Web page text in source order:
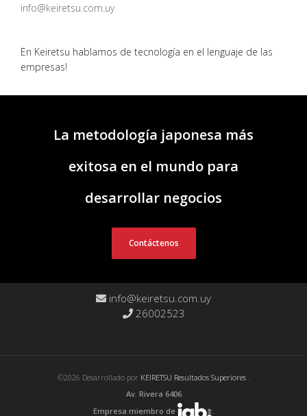
info@keiretsu.com.uy
En Keiretsu hablamos de tecnología en el lenguaje de las
empresas!
La metodología japonesa más
exitosa en el mundo para
desarrollar negocios
Contáctenos
info@keiretsu.com.uy
26002523
©2026 Desarrollado por KEIRETSU Resultados Superiores
Av. Rivera 6406
Empresa miembro de
.